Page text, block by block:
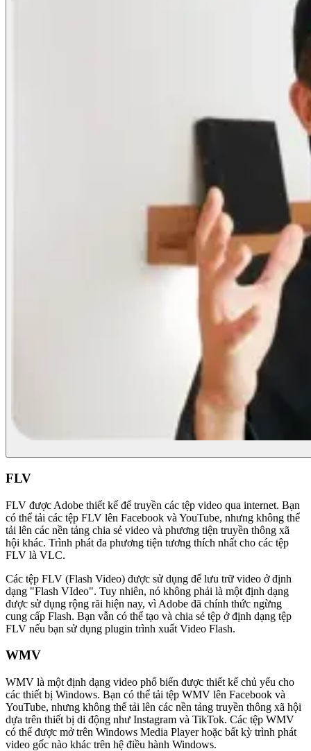
FLV
FLV được Adobe thiết kế để truyền các tệp video qua internet. Bạn
có thể tải các tệp FLV lên Facebook và YouTube, nhưng không thể
tải lên các nền tảng chia sẻ video và phương tiện truyền thông xã
hội khác. Trình phát đa phương tiện tương thích nhất cho các tệp
FLV là VLC.
Các tệp FLV (Flash Video) được sử dụng để lưu trữ video ở định
dạng "Flash VIdeo". Tuy nhiên, nó không phải là một định dạng
được sử dụng rộng rãi hiện nay, vì Adobe đã chính thức ngừng
cung cấp Flash. Bạn vẫn có thể tạo và chia sẻ tệp ở định dạng tệp
FLV nếu bạn sử dụng plugin trình xuất Video Flash.
WMV
WMV là một định dạng video phổ biến được thiết kế chủ yếu cho
các thiết bị Windows. Bạn có thể tải tệp WMV lên Facebook và
YouTube, nhưng không thể tải lên các nền tảng truyền thông xã hội
dựa trên thiết bị di động như Instagram và TikTok. Các tệp WMV
có thể được mở trên Windows Media Player hoặc bất kỳ trình phát
video gốc nào khác trên hệ điều hành Windows.